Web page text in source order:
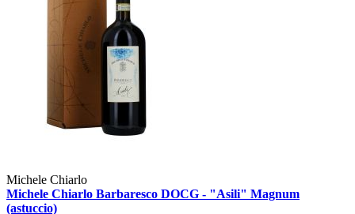
Michele Chiarlo
Michele Chiarlo Barbaresco DOCG - "Asili" Magnum
(astuccio)